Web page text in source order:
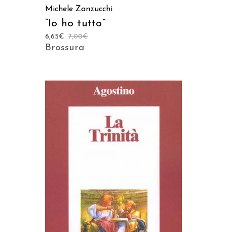
Michele Zanzucchi
“Io ho tutto”
7,00€
6,65€
Brossura